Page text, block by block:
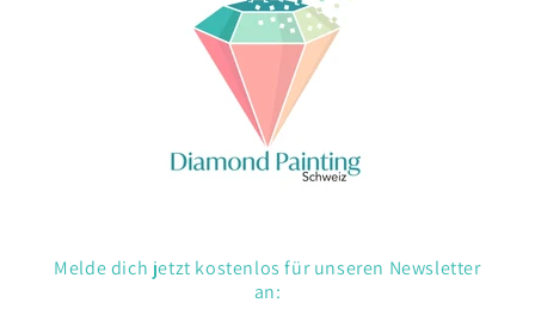
Melde dich jetzt kostenlos für unseren Newsletter
an: